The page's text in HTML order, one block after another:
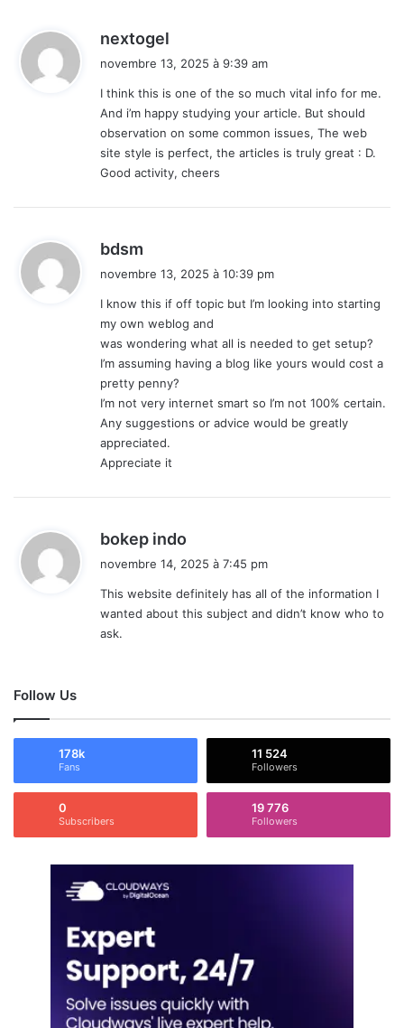
nextogel
i
:
novembre 13, 2025 à 9:39 am
I think this is one of the so much vital info for me.
And i’m happy studying your article. But should
observation on some common issues, The web
site style is perfect, the articles is truly great : D.
Good activity, cheers
bdsm
novembre 13, 2025 à 10:39 pm
I know this if off topic but I’m looking into starting
my own weblog and
was wondering what all is needed to get setup?
I’m assuming having a blog like yours would cost a
pretty penny?
I’m not very internet smart so I’m not 100% certain.
Any suggestions or advice would be greatly
appreciated.
Appreciate it
bokep indo
:
novembre 14, 2025 à 7:45 pm
This website definitely has all of the information I
wanted about this subject and didn’t know who to
ask.
Follow Us
178k
Fans
11 524
Followers
0
Subscribers
19 776
Followers